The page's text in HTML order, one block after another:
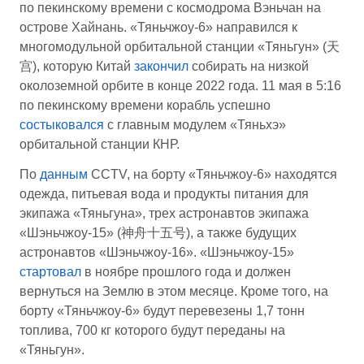
по пекинскому времени с космодрома Вэньчан на
острове Хайнань. «Тяньчжоу-6» направился к
многомодульной орбитальной станции «Тяньгун» (天
宫), которую Китай закончил собирать на низкой
околоземной орбите в конце 2022 года. 11 мая в 5:16
по пекинскому времени корабль успешно
состыковался с главным модулем «Тяньхэ»
орбитальной станции КНР.
По данным CCTV, на борту «Тяньчжоу-6» находятся
одежда, питьевая вода и продукты питания для
экипажа «Тяньгуна», трех астронавтов экипажа
«Шэньчжоу-15» (神舟十五号), а также будущих
астронавтов «Шэньчжоу-16». «Шэньчжоу-15»
стартовал в ноябре прошлого года и должен
вернуться на Землю в этом месяце. Кроме того, на
борту «Тяньчжоу-6» будут перевезены 1,7 тонн
топлива, 700 кг которого будут переданы на
«Тяньгун».